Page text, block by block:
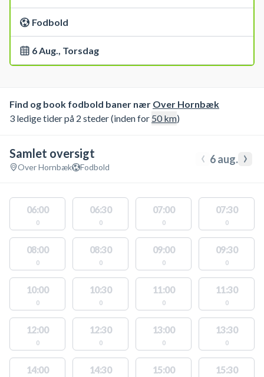
Fodbold
6 Aug., Torsdag
Find og book fodbold baner nær Over Hornbæk
3 ledige tider på 2 steder (inden for 50km)
Samlet oversigt
Over Hornbæk Fodbold ‹ 6 aug. ›
06:00
0
06:30
0
07:00
0
07:30
0
08:00
0
08:30
0
09:00
0
09:30
0
10:00
0
10:30
0
11:00
0
11:30
0
12:00
0
12:30
0
13:00
0
13:30
0
14:00 14:30 15:00 15:30